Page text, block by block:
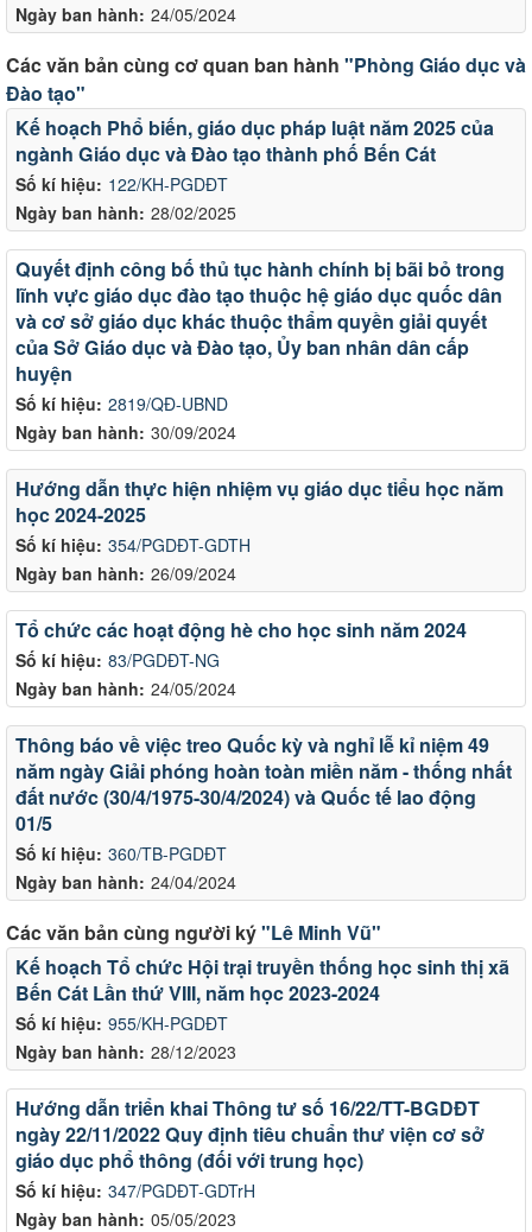
Ngày ban hành: 24/05/2024
Các văn bản cùng cơ quan ban hành "Phòng Giáo dục và
Đào tạo"
Số kí hiệu: 122/KH-PGDĐT
Ngày ban hành: 28/02/2025
Kế hoạch Phổ biến, giáo dục pháp luật năm 2025 của
ngành Giáo dục và Đào tạo thành phố Bến Cát
Số kí hiệu: 2819/QĐ-UBND
Ngày ban hành: 30/09/2024
Quyết định công bố thủ tục hành chính bị bãi bỏ trong
lĩnh vực giáo dục đào tạo thuộc hệ giáo dục quốc dân
và cơ sở giáo dục khác thuộc thẩm quyền giải quyết
của Sở Giáo dục và Đào tạo, Ủy ban nhân dân cấp
huyện
Số kí hiệu: 354/PGDĐT-GDTH
Ngày ban hành: 26/09/2024
Hướng dẫn thực hiện nhiệm vụ giáo dục tiểu học năm
học 2024-2025
Số kí hiệu: 83/PGDĐT-NG
Ngày ban hành: 24/05/2024
Tổ chức các hoạt động hè cho học sinh năm 2024
Số kí hiệu: 360/TB-PGDĐT
Ngày ban hành: 24/04/2024
Thông báo về việc treo Quốc kỳ và nghỉ lễ kỉ niệm 49
năm ngày Giải phóng hoàn toàn miền năm - thống nhất
đất nước (30/4/1975-30/4/2024) và Quốc tế lao động
01/5
Các văn bản cùng người ký"Lê Minh Vũ"
Số kí hiệu: 955/KH-PGDĐT
Ngày ban hành: 28/12/2023
Kế hoạch Tổ chức Hội trại truyền thống học sinh thị xã
Bến Cát Lần thứ VIII, năm học 2023-2024
Số kí hiệu: 347/PGDĐT-GDTrH
Ngày ban hành: 05/05/2023
Hướng dẫn triển khai Thông tư số 16/22/TT-BGDĐT
ngày 22/11/2022 Quy định tiêu chuẩn thư viện cơ sở
giáo dục phổ thông (đối với trung học)